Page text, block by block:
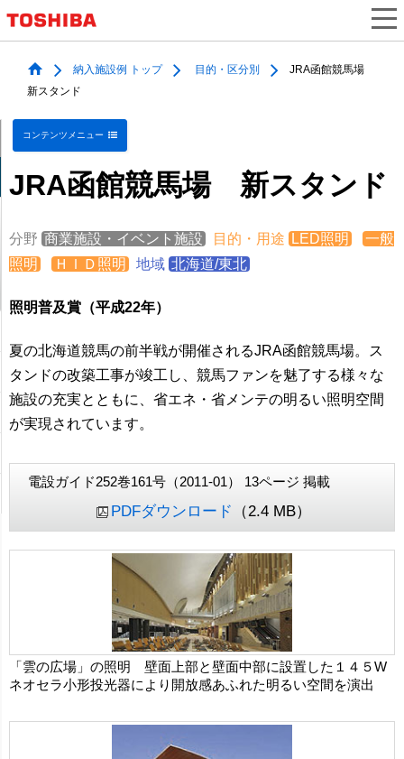
納入施設例 トップ 目的・区分別
JRA函館競馬場
新スタンド
コンテンツメニュー
JRA函館競馬場 新スタンド
分野 商業施設・イベント施設 目的・用途 LED照明
一般
照明
ＨＩＤ照明 地域 北海道/東北
照明普及賞（平成22年）
夏の北海道競馬の前半戦が開催されるJRA函館競馬場。ス
タンドの改築工事が竣工し、競馬ファンを魅了する様々な
施設の充実とともに、省エネ・省メンテの明るい照明空間
が実現されています。
電設ガイド252巻161号（2011-01） 13ページ 掲載
PDFダウンロード （2.4 MB）
「雲の広場」の照明 壁面上部と壁面中部に設置した１４５W
ネオセラ小形投光器により開放感あふれた明るい空間を演出